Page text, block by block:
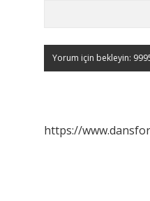
https://